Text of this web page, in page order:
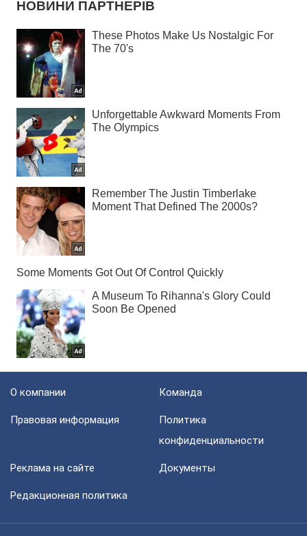
О компании Команда
Правовая информация
Политика
конфиденциальности
Реклама на сайте Документы
Редакционная политика